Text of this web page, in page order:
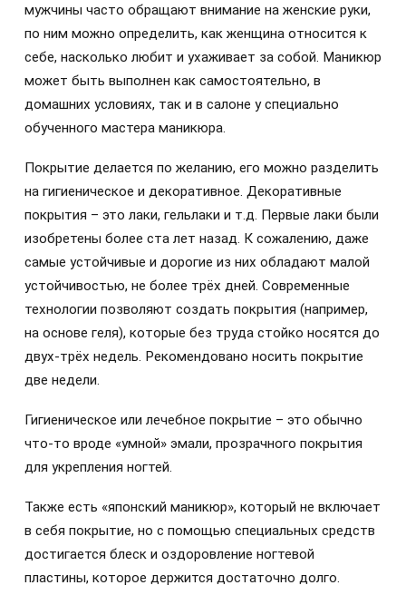
мужчины часто обращают внимание на женские руки,
по ним можно определить, как женщина относится к
себе, насколько любит и ухаживает за собой. Маникюр
может быть выполнен как самостоятельно, в
домашних условиях, так и в салоне у специально
обученного мастера маникюра.
Покрытие делается по желанию, его можно разделить
на гигиеническое и декоративное. Декоративные
покрытия – это лаки, гельлаки и т.д. Первые лаки были
изобретены более ста лет назад. К сожалению, даже
самые устойчивые и дорогие из них обладают малой
устойчивостью, не более трёх дней. Современные
технологии позволяют создать покрытия (например,
на основе геля), которые без труда стойко носятся до
двух-трёх недель. Рекомендовано носить покрытие
две недели.
Гигиеническое или лечебное покрытие – это обычно
что-то вроде «умной» эмали, прозрачного покрытия
для укрепления ногтей.
Также есть «японский маникюр», который не включает
в себя покрытие, но с помощью специальных средств
достигается блеск и оздоровление ногтевой
пластины, которое держится достаточно долго.